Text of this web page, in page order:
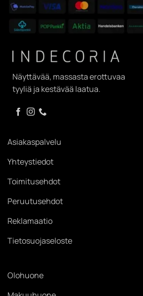
Näyttävää, massasta erottuvaa
tyyliä ja kestävää laatua.
Asiakaspalvelu
Yhteystiedot
Toimitusehdot
Peruutusehdot
Reklamaatio
Tietosuojaseloste
Olohuone